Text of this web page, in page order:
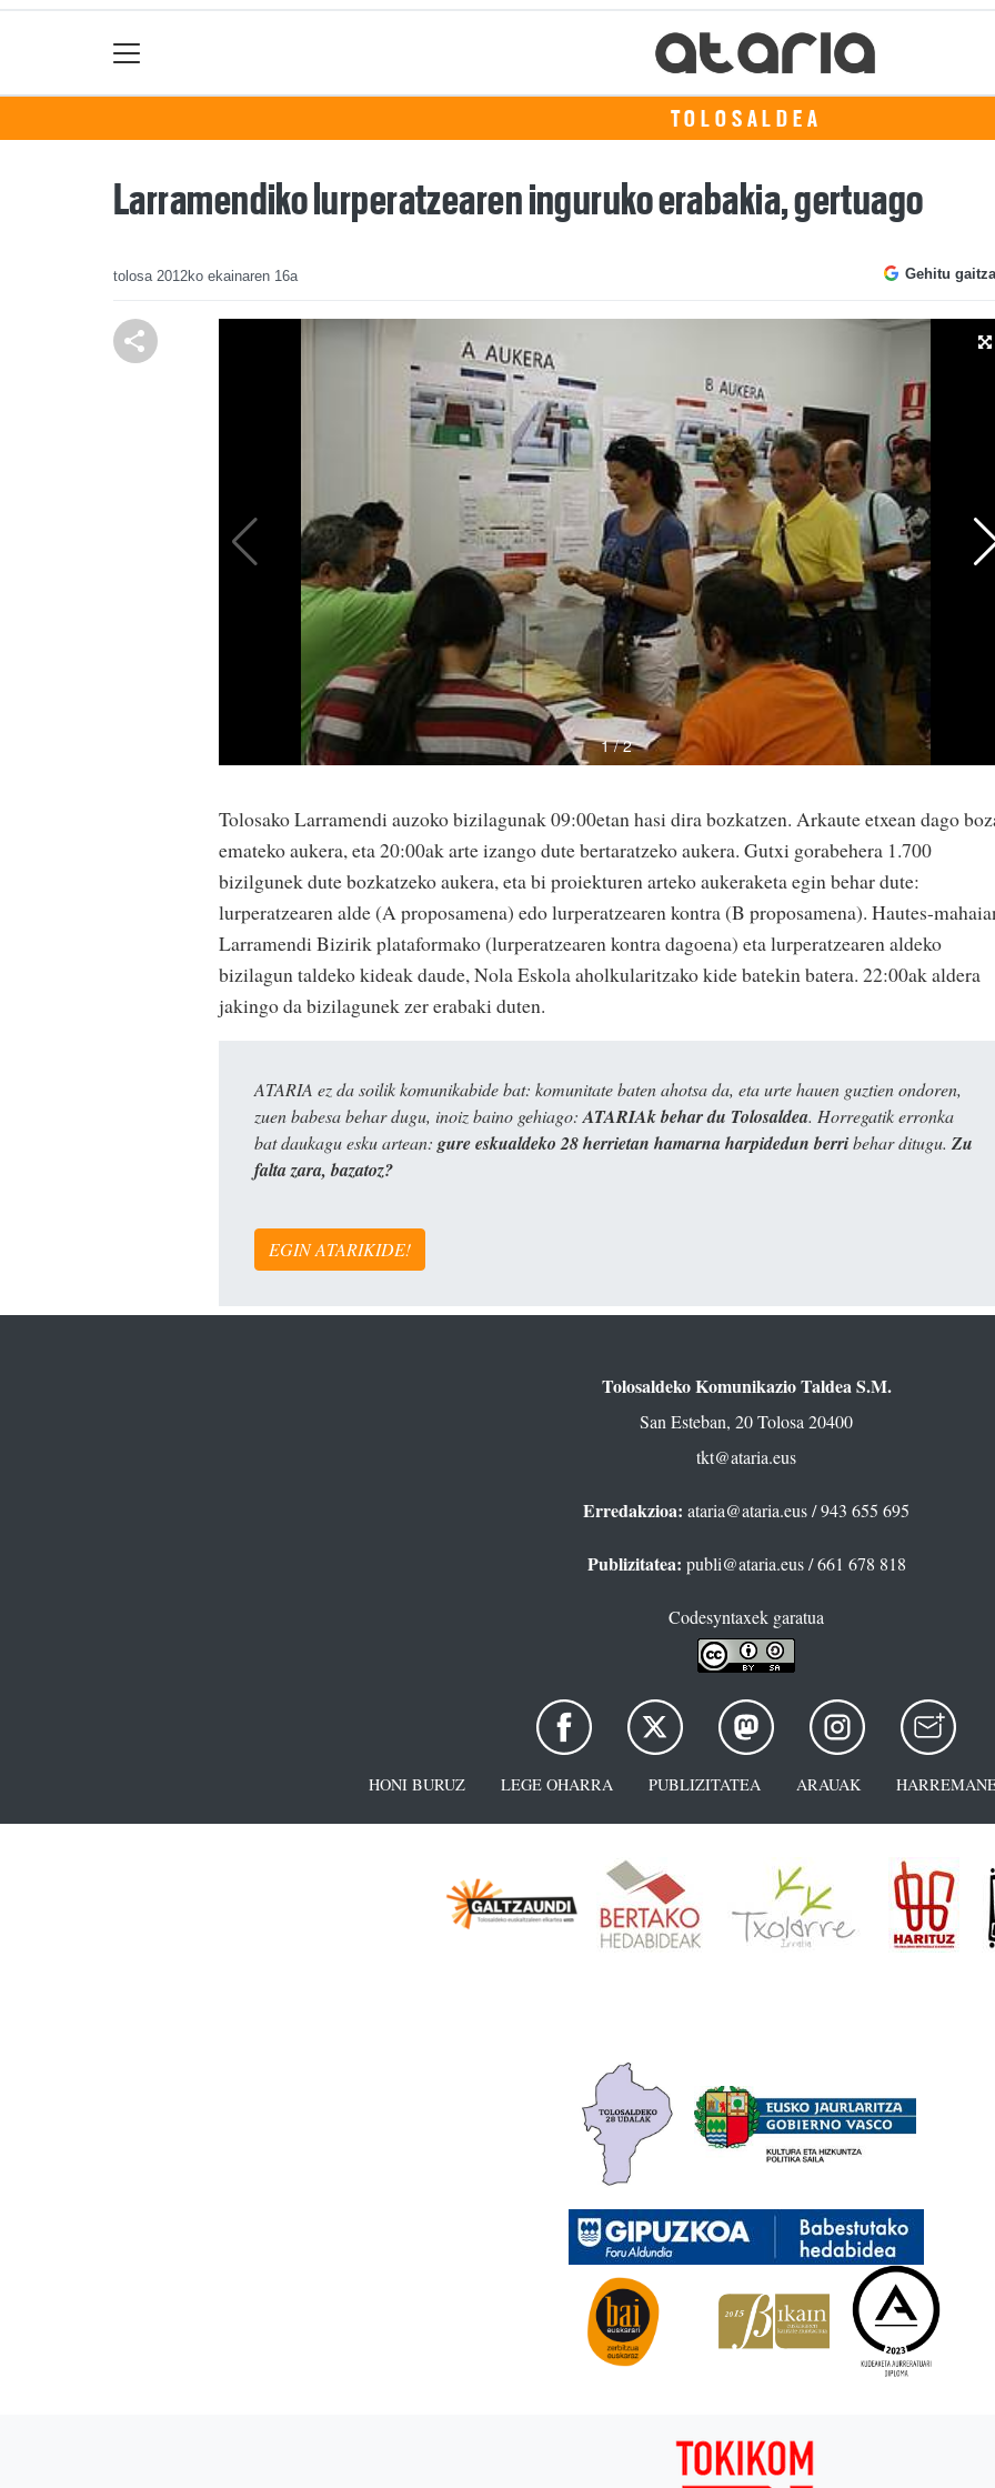
TOLOSALDEA
Larramendiko lurperatzearen inguruko erabakia, gertuago
tolosa 2012ko ekainaren 16a Gehitu
Tolosako Larramendi auzoko bizilagunak 09:00etan hasi dira bozkatzen. Arkaute etxean dago
emateko aukera, eta 20:00ak arte izango dute bertaratzeko aukera. Gutxi gorabehera 1.700
bizilgunek dute bozkatzeko aukera, eta bi proiekturen arteko aukeraketa egin behar dute:
lurperatzearen alde (A proposamena) edo lurperatzearen kontra (B proposamena). Hautes-
Larramendi Bizirik plataformako (lurperatzearen kontra dagoena) eta lurperatzearen aldeko
bizilagun taldeko kideak daude, Nola Eskola aholkularitzako kide batekin batera. 22:00ak aldera
jakingo da bizilagunek zer erabaki duten.
ATARIA ez da soilik komunikabide bat: komunitate baten ahotsa da, eta urte hauen guztien ondoren,
zuen babesa behar dugu, inoiz baino gehiago: ATARIAk behar du Tolosaldea. Horregatik erronka
bat daukagu esku artean: gure eskualdeko 28 herrietan hamarna harpidedun berribehar ditugu. Zu
falta zara, bazatoz?
EGIN ATARIKIDE!
Tolosaldeko Komunikazio Taldea S.M.
San Esteban, 20 Tolosa 20400
tkt@ataria.eus
Erredakzioa: ataria@ataria.eus/ 943 655 695
Publizitatea: publi@ataria.eus/ 661 678 818
Codesyntaxek garatua
HONI BURUZ LEGE OHARRA PUBLIZITATEA ARAUAK